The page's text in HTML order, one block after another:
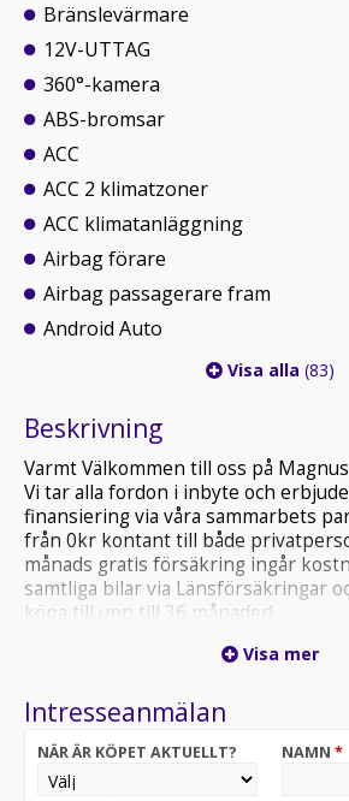
Bränslevärmare
12V-UTTAG
360°-kamera
ABS-bromsar
ACC
ACC 2 klimatzoner
ACC klimatanläggning
Airbag förare
Airbag passagerare fram
Android Auto
Visa alla (83)
Beskrivning
Varmt Välkommen till oss på Magnus
Vi tar alla fordon i inbyte och
finansiering via våra sammarbets
från 0kr kontant till både
månads gratis försäkring ingår
samtliga bilar via Länsförsäkringar
köpa till upp till 36 månader!
0660-12012
Visa mer
Intresseanmälan
NÄR ÄR KÖPET AKTUELLT? NAMN *